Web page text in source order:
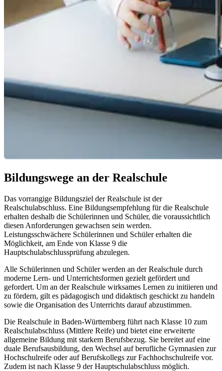
Bildungswege an der Realschule
Das vorrangige Bildungsziel der Realschule ist der
Realschulabschluss. Eine Bildungsempfehlung für die Realschule
erhalten deshalb die Schülerinnen und Schüler, die voraussichtlich
diesen Anforderungen gewachsen sein werden.
Leistungsschwächere Schülerinnen und Schüler erhalten die
Möglichkeit, am Ende von Klasse 9 die
Hauptschulabschlussprüfung abzulegen.
Alle Schülerinnen und Schüler werden an der Realschule durch
moderne Lern- und Unterrichtsformen gezielt gefördert und
gefordert. Um an der Realschule wirksames Lernen zu initiieren und
zu fördern, gilt es pädagogisch und didaktisch geschickt zu handeln
sowie die Organisation des Unterrichts darauf abzustimmen.
Die Realschule in Baden-Württemberg führt nach Klasse 10 zum
Realschulabschluss (Mittlere Reife) und bietet eine erweiterte
allgemeine Bildung mit starkem Berufsbezug. Sie bereitet auf eine
duale Berufsausbildung, den Wechsel auf berufliche Gymnasien zur
Hochschulreife oder auf Berufskollegs zur Fachhochschulreife vor.
Zudem ist nach Klasse 9 der Hauptschulabschluss möglich.